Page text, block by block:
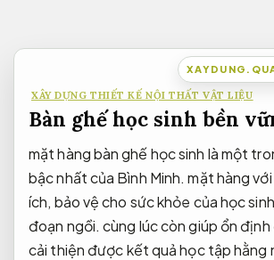
nội
XÂY DỰNG THIẾT KẾ NỘI THẤT VẬT LIỆU
Bàn ghế học sinh bền
mặt hàng bàn ghế học sinh là một
bậc nhất của Bình Minh. mặt hàng
ích, bảo vệ cho sức khỏe của học
đoạn ngồi. cùng lúc còn giúp ổn
cải thiện được kết quả học tập hằng